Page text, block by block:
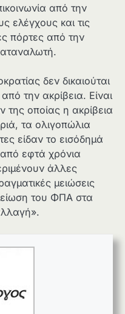
από την
ελέγχους και τις
πόρτες από την
δεν δικαιούται
την ακρίβεια. Είναι
οποίας η ακρίβεια
τα ολιγοπώλια
είδαν το εισόδημά
εφτά χρόνια
άλλες
μειώσεις
του ΦΠΑ στα